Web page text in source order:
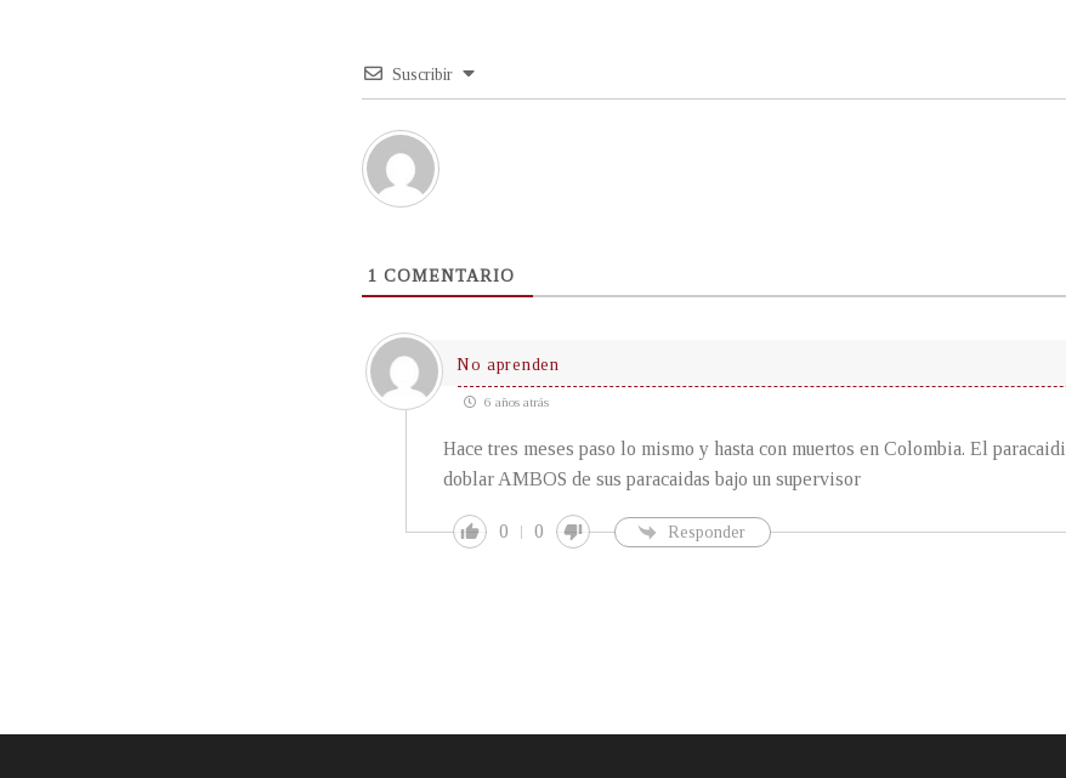
Suscribir
1 COMENTARIO
No aprenden
6 años atrás
Hace tres meses paso lo mismo y hasta con muertos en Colombia. El
doblar AMBOS de sus paracaidas bajo un supervisor
0 0 Responder